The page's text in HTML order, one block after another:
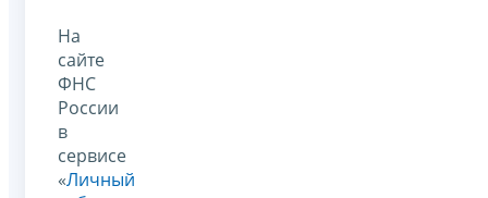
На
сайте
ФНС
России
в
сервисе
«Личный